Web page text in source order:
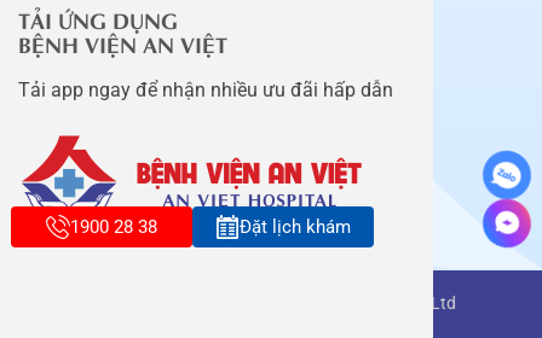
TẢI ỨNG DỤNG
BỆNH VIỆN AN VIỆT
Tải app ngay để nhận nhiều ưu đãi hấp dẫn
Copyright belongs to An Viet Thang Long Co., Ltd
1900 28 38 Đặt lịch khám